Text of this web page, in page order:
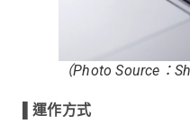
（Photo Source：
▌運作方式